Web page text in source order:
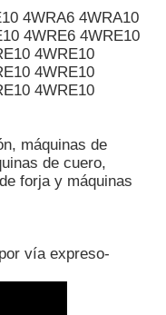
4WRA6 4WRA10
4WRE6 4WRE10
4WRE10
4WRE10
4WRE10
máquinas de
de cuero,
forja y máquinas
vía expreso-